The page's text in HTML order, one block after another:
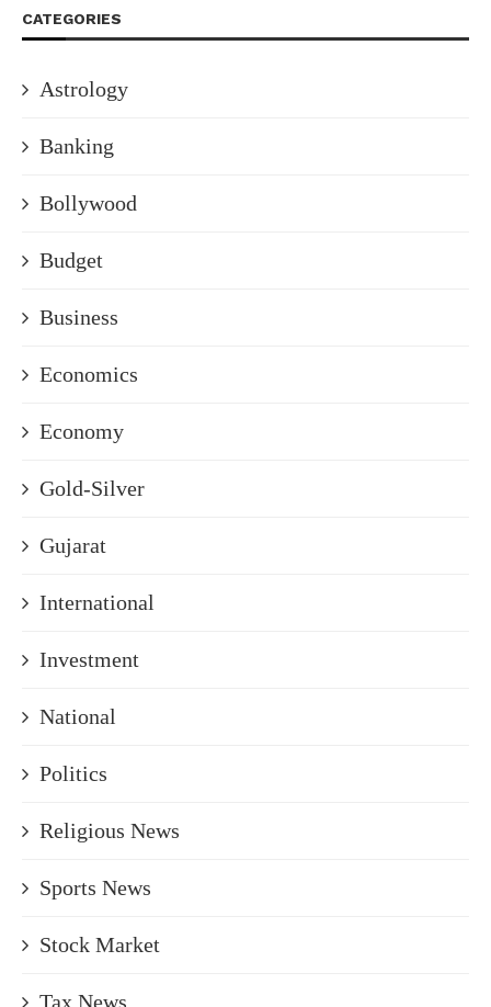
CATEGORIES
Astrology
Banking
Bollywood
Budget
Business
Economics
Economy
Gold-Silver
Gujarat
International
Investment
National
Politics
Religious News
Sports News
Stock Market
Tax News